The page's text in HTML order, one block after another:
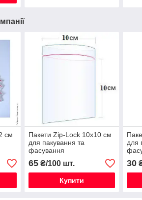
см
Пакети Zip-Lock 10х10 см
для пакування та
фасування
65₴/100 шт.
Купити
для
30